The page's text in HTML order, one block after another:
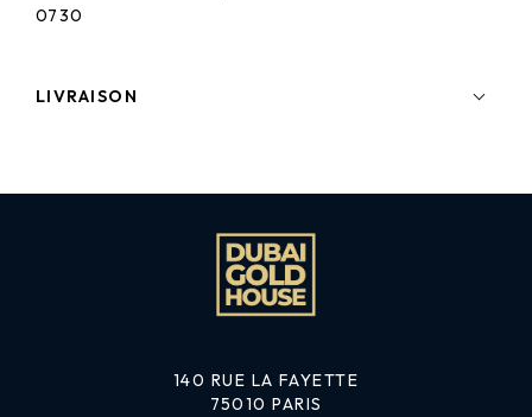
0730
LIVRAISON
140 RUE LA FAYETTE
75010 PARIS